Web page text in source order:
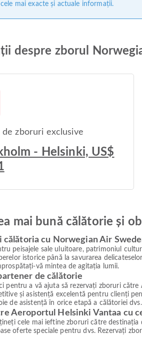
mai exacte și actuale informații.
despre zborul
zboruri exclusive
- Helsinki, US$
mai bună călătorie și
călătoria cu Norwegian Air
peisajele sale uluitoare, patrimoniul
istorice până la savurarea
vă mintea de agitația lumii.
de călătorie
pentru a vă ajuta să rezervați zboruri
și asistență excelentă pentru clienți
de asistență în orice etapă a călătoriei
Aeroportul Helsinki Vantaa cu
cele mai ieftine zboruri către
oferte speciale pentru dvs. Rezervați